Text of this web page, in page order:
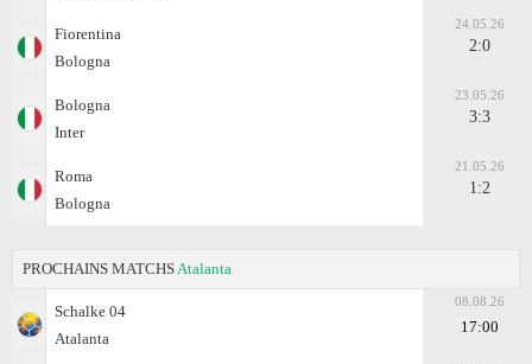
Fiorentina
Bologna
24.05.26
2:0
Bologna
Inter
23.05.26
3:3
Roma
Bologna
21.05.26
1:2
PROCHAINS MATCHS Atalanta
Schalke 04
Atalanta
08.08.26
17:00